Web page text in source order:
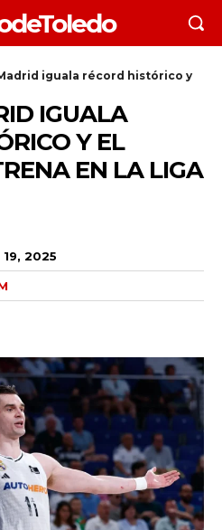
iguala récord histórico y
IGUALA
Y EL
EN LA LIGA
19, 2025